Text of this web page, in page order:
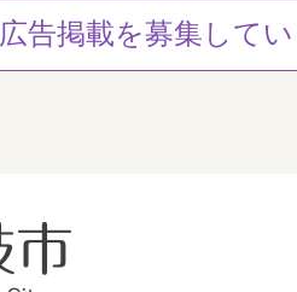
広告掲載を募集して